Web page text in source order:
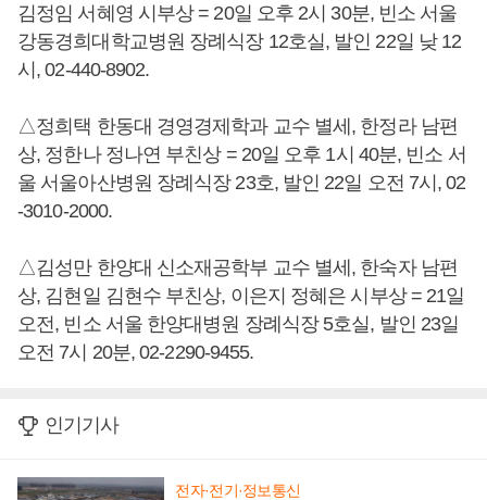
김정임 서혜영 시부상 = 20일 오후 2시 30분, 빈소 서울
강동경희대학교병원 장례식장 12호실, 발인 22일 낮 12
시, 02-440-8902.
△정희택 한동대 경영경제학과 교수 별세, 한정라 남편
상, 정한나 정나연 부친상 = 20일 오후 1시 40분, 빈소 서
울 서울아산병원 장례식장 23호, 발인 22일 오전 7시, 02
-3010-2000.
△김성만 한양대 신소재공학부 교수 별세, 한숙자 남편
상, 김현일 김현수 부친상, 이은지 정혜은 시부상 = 21일
오전, 빈소 서울 한양대병원 장례식장 5호실, 발인 23일
오전 7시 20분, 02-2290-9455.
인기기사
전자·전기·정보통신